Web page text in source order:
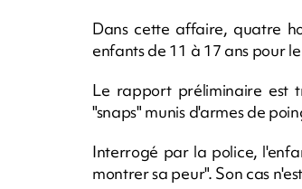
Dans cette affaire, quatre
enfants de 11 à 17 ans pour
Le rapport préliminaire est
"snaps" munis d'armes de
Interrogé par la police,
montrer sa peur". Son cas